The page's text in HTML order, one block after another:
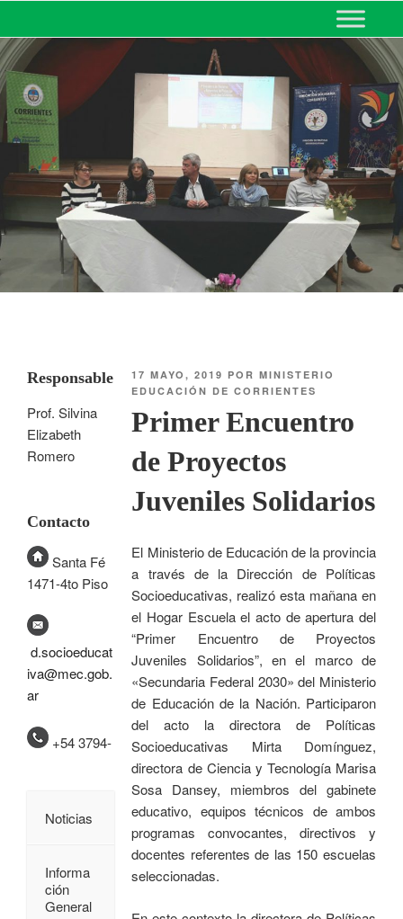
MINISTERIO DE EDUCACIÓN
DE CORRIENTES
17 MAYO, 2019 PORMINISTERIO
EDUCACIÓN DE CORRIENTES
Primer Encuentro
de Proyectos
Juveniles Solidarios
El Ministerio de Educación de la provincia
a través de la Dirección de Políticas
Socioeducativas, realizó esta mañana en
el Hogar Escuela el acto de apertura del
“Primer Encuentro de Proyectos
Juveniles Solidarios”, en el marco de
«Secundaria Federal 2030» del Ministerio
de Educación de la Nación. Participaron
del acto la directora de Políticas
Socioeducativas Mirta Domínguez,
directora de Ciencia y Tecnología Marisa
Sosa Dansey, miembros del gabinete
educativo, equipos técnicos de ambos
programas convocantes, directivos y
docentes referentes de las 150 escuelas
seleccionadas.
Responsable
Prof. Silvina
Elizabeth
Romero
Contacto
Santa Fé
1471-4to Piso
d.socioeducat
iva@mec.gob.
ar
+54 3794-
Noticias
Informa
ción
General